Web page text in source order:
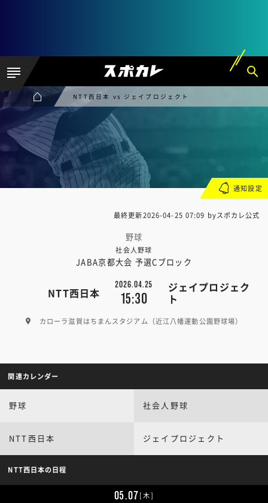
NTT西日本 vs ジェイプロジェクト
最終更新2026-04-25 07:09 byスポカレ公式
野球
社会人野球
JABA京都大会 予選Cブロック
NTT西日本
2026.04.25
15:30
ジェイプロジェク
ト
カローラ滋賀はちまんスタジアム（近江八幡運動公園野球場）
通知設定
関連カレンダー
野球 社会人野球
NTT西日本 ジェイプロジェクト
NTT西日本の日程
05.07[木]